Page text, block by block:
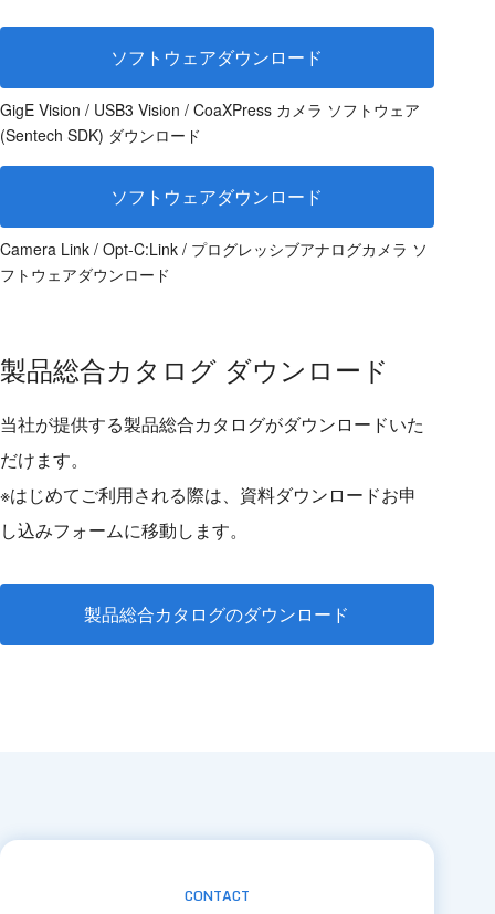
ソフトウェアダウンロード
GigE Vision / USB3 Vision / CoaXPress カメラ ソフトウェア
(Sentech SDK) ダウンロード
ソフトウェアダウンロード
Camera Link / Opt-C:Link / プログレッシブアナログカメラ ソ
フトウェアダウンロード
製品総合カタログ ダウンロード
当社が提供する製品総合カタログがダウンロードいた
だけます。
※はじめてご利用される際は、資料ダウンロードお申
し込みフォームに移動します。
製品総合カタログのダウンロード
CONTACT